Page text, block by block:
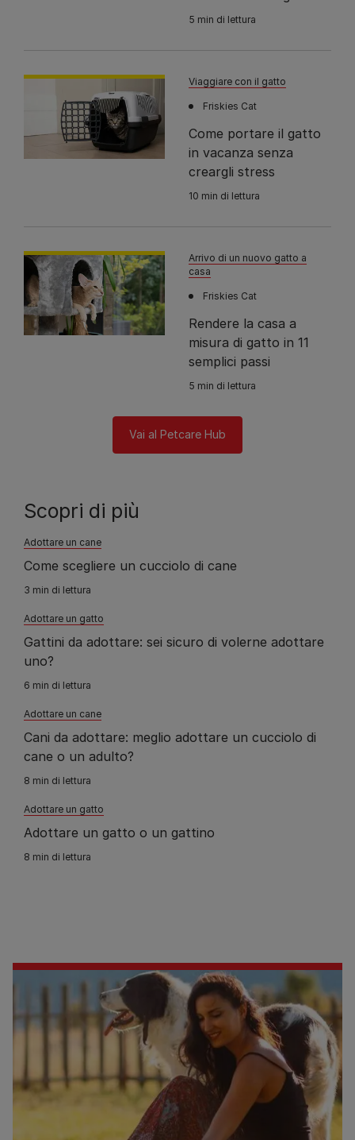
5 min di lettura
Viaggiare con il gatto
Friskies Cat
Come portare il gatto
in vacanza senza
creargli stress
10 min di lettura
Arrivo di un nuovo gatto a
casa
Friskies Cat
Rendere la casa a
misura di gatto in 11
semplici passi
5 min di lettura
Vai al Petcare Hub
Scopri di più
Adottare un cane
Come scegliere un cucciolo di cane
3 min di lettura
Adottare un gatto
Gattini da adottare: sei sicuro di volerne adottare
uno?
6 min di lettura
Adottare un cane
Cani da adottare: meglio adottare un cucciolo di
cane o un adulto?
8 min di lettura
Adottare un gatto
Adottare un gatto o un gattino
8 min di lettura